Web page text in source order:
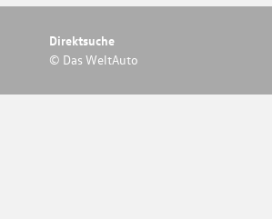
Direktsuche
© Das WeltAuto